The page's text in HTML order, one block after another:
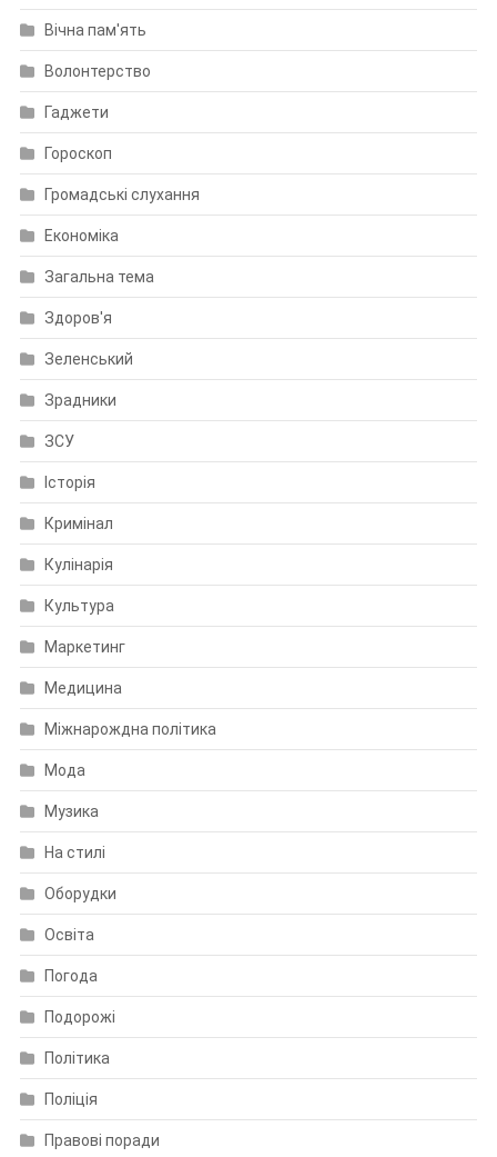
Вічна пам'ять
Волонтерство
Гаджети
Гороскоп
Громадські слухання
Економіка
Загальна тема
Здоров'я
Зеленський
Зрадники
ЗСУ
Історія
Кримінал
Кулінарія
Культура
Маркетинг
Медицина
Міжнарождна політика
Мода
Музика
На стилі
Оборудки
Освіта
Погода
Подорожі
Політика
Поліція
Правові поради